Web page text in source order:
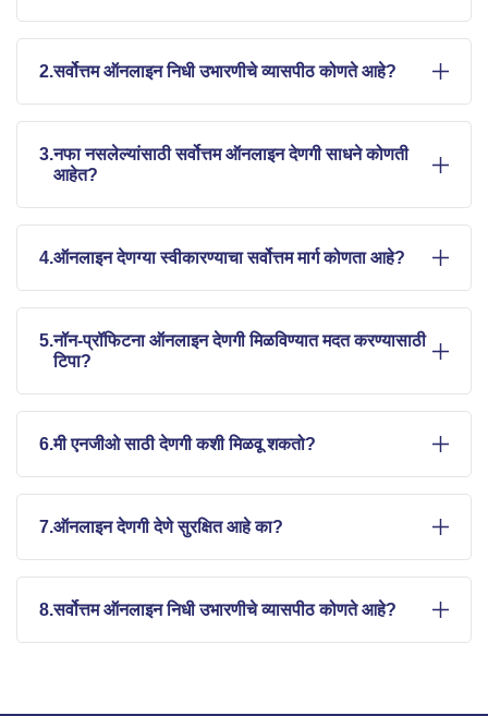
2.सर्वोत्तम ऑनलाइन निधी उभारणीचे व्यासपीठ कोणते आहे?
3.नफा नसलेल्यांसाठी सर्वोत्तम ऑनलाइन देणगी साधने कोणती
आहेत?
4.ऑनलाइन देणग्या स्वीकारण्याचा सर्वोत्तम मार्ग कोणता आहे?
5.नॉन-प्रॉफिटना ऑनलाइन देणगी मिळविण्यात मदत करण्यासाठी
टिपा?
6.मी एनजीओ साठी देणगी कशी मिळवू शकतो?
7.ऑनलाइन देणगी देणे सुरक्षित आहे का?
8.सर्वोत्तम ऑनलाइन निधी उभारणीचे व्यासपीठ कोणते आहे?